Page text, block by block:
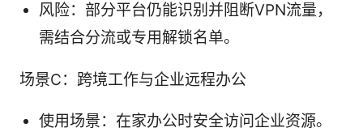
风险：部分平台仍能识别并阻断VPN流量，
需结合分流或专用解锁名单。
场景C：跨境工作与企业远程办公
使用场景：在家办公时安全访问企业资源。